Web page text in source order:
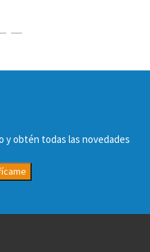
y obtén todas las novedades